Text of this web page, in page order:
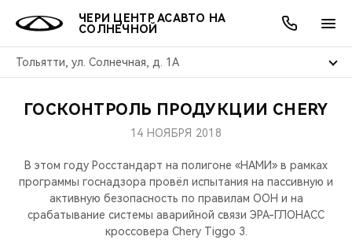
ЧЕРИ ЦЕНТР АСАВТО НА
СОЛНЕЧНОЙ
Тольятти, ул. Солнечная, д. 1А
МОДЕЛИ
КРОССОВЕРЫ
ПОКУПАТЕЛЯМ
КРЕДИТ И СТРАХОВАНИЕ
ВЛАДЕЛЬЦАМ
ЗАПЧАСТИ И АКСЕССУАРЫ
МИР CHERY
О БРЕНДЕ
CHERY В СОЦСЕТЯХ
АКЦИИ
ОНЛАЙН СЕРВИСЫ
КРЕДИТ
О КОМПАНИИ
МЫ В СОЦСЕТЯХ
ГОСКОНТРОЛЬ ПРОДУКЦИИ CHERY
14 НОЯБРЯ 2018
В этом году Росстандарт на полигоне «НАМИ» в рамках
программы госнадзора провёл испытания на пассивную и
активную безопасность по правилам ООН и на
срабатывание системы аварийной связи ЭРА-ГЛОНАСС
кроссовера Chery Tiggo 3.